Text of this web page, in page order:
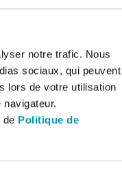
notre trafic. Nous
sociaux, qui peuvent
lors de votre utilisation
de Politique de